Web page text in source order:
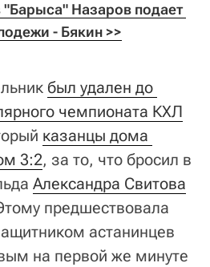
"Барыса" Назаров подает
- Бякин >>
был удален до
чемпионата КХЛ
казанцы дома
3:2, за то, что бросил в
Александра Свитова
предшествовала
астанинцев
на первой же минуте